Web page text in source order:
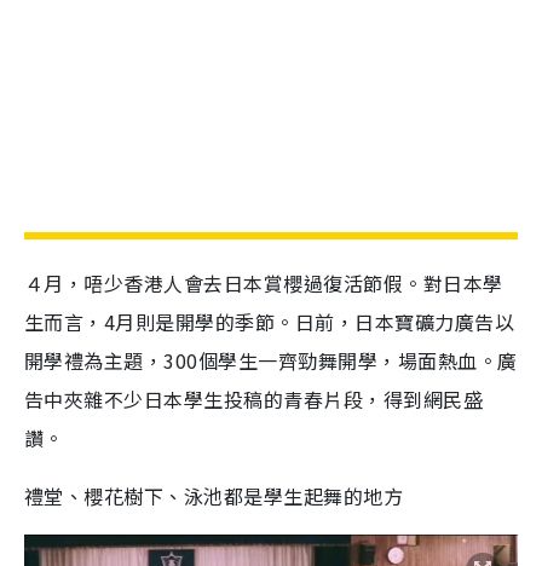
４月，唔少香港人會去日本賞櫻過復活節假。對日本學
生而言，4月則是開學的季節。日前，日本寶礦力廣告以
開學禮為主題，300個學生一齊勁舞開學，場面熱血。廣
告中夾雜不少日本學生投稿的青春片段，得到網民盛
讚。
禮堂、櫻花樹下、泳池都是學生起舞的地方